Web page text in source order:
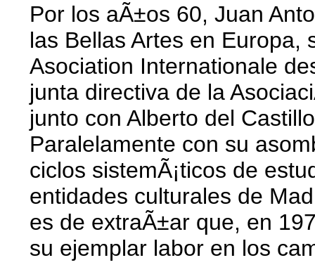
Por los aÃ±os 60, Juan
las Bellas Artes en
Asociation Internationale
junta directiva de la
junto con Alberto del
Paralelamente con su
ciclos sistemÃ¡ticos de
entidades culturales de
es de extraÃ±ar que, en
su ejemplar labor en los